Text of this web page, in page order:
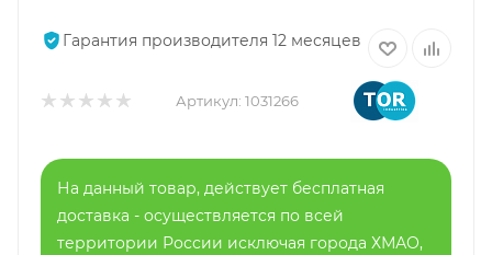
Гарантия производителя 12 месяцев
Артикул: 1031266
На данный товар, действует бесплатная
доставка - осуществляется по всей
территории России исключая города ХМАО,